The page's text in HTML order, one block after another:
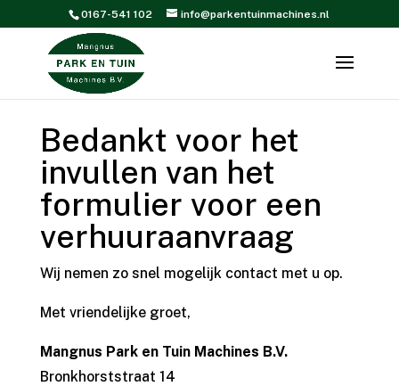
0167-541 102 info@parkentuinmachines.nl
Bedankt voor het
invullen van het
formulier voor een
verhuuraanvraag
Wij nemen zo snel mogelijk contact met u op.
Met vriendelijke groet,
Mangnus Park en Tuin Machines B.V.
Bronkhorststraat 14